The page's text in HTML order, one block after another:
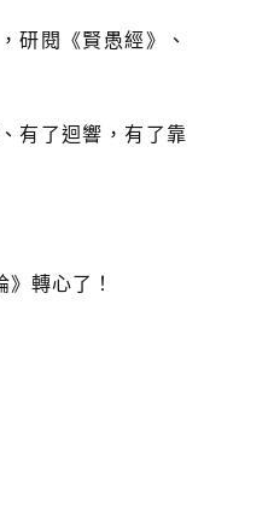
研閱《賢愚經》、
有了迴響，有了靠
轉心了！